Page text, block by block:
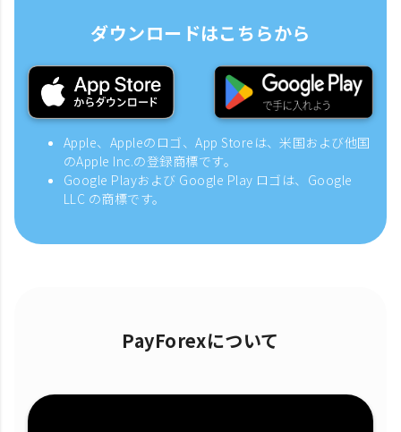
ダウンロードはこちらから
Apple、Appleのロゴ、App Storeは、米国および他国
のApple Inc.の登録商標です。
Google Playおよび Google Play ロゴは、Google
LLC の商標です。
PayForexについて